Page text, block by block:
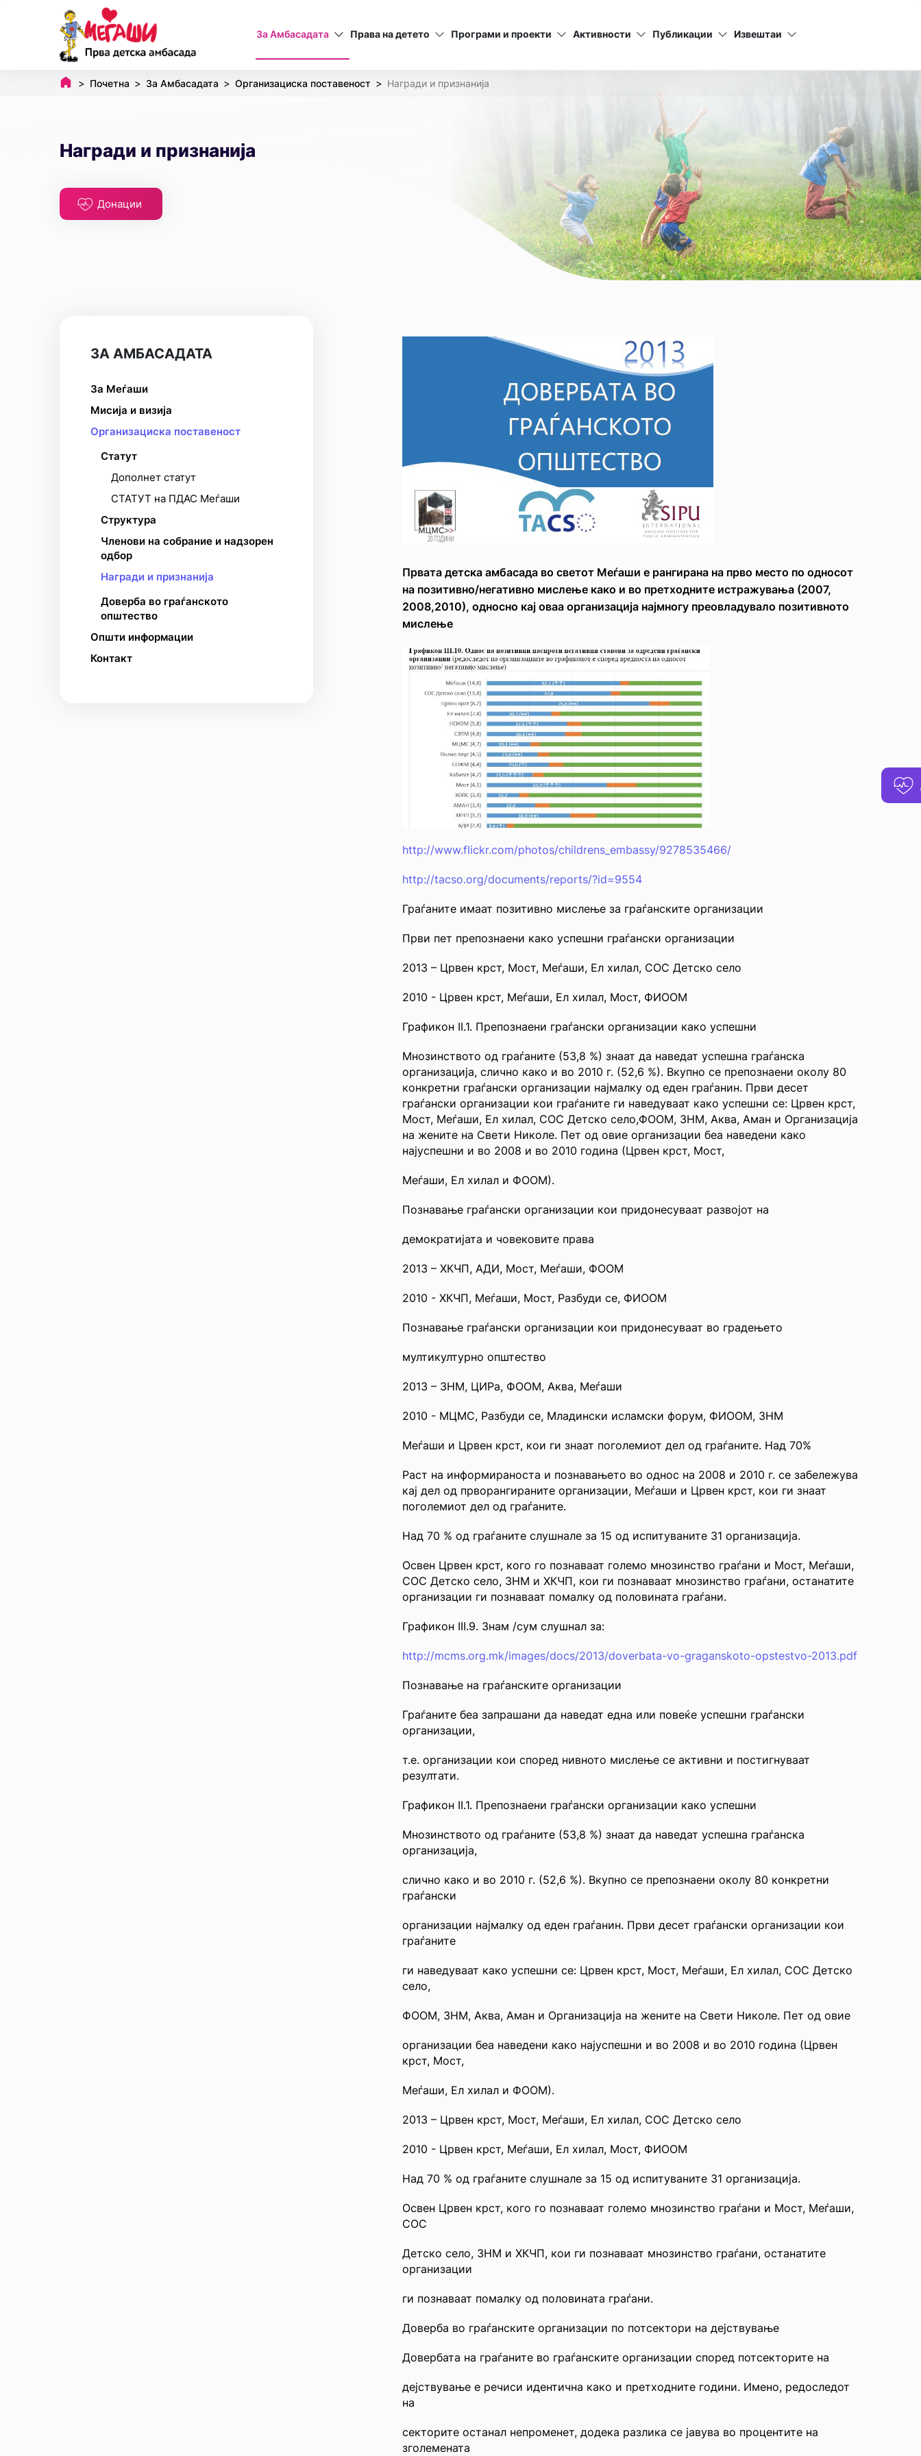
За Амбасадата Права на детето Програми и проекти Активности Публикации Извештаи
Почетна За Амбасадата Организациска поставеност Награди и признанија
Награди и признанија
Донации
ЗА АМБАСАДАТА
За Меѓаши
Мисија и визија
Организациска поставеност
Статут
Дополнет статут
СТАТУТ на ПДАС Меѓаши
Структура
Членови на собрание и надзорен
одбор
Награди и признанија
Доверба во граѓанското
општество
Општи информации
Контакт
Првата детска амбасада во светот Меѓаши е рангирана на прво место по односот
на позитивно/негативно мислење како и во претходните истражувања (2007,
2008,2010), односно кај оваа организација најмногу преовладувало позитивното
мислење
http://www.flickr.com/photos/childrens_embassy/9278535466/
http://tacso.org/documents/reports/?id=9554
Граѓаните имаат позитивно мислење за граѓанските организации
Први пет препознаени како успешни граѓански организации
2013 – Црвен крст, Мост, Меѓаши, Ел хилал, СОС Детско село
2010 - Црвен крст, Меѓаши, Ел хилал, Мост, ФИООМ
Графикон II.1. Препознаени граѓански организации како успешни
Мнозинството од граѓаните (53,8 %) знаат да наведат успешна граѓанска
организациja, слично како и во 2010 г. (52,6 %). Вкупно се препознаени околу 80
конкретни граѓански организации најмалку од еден граѓанин. Први десет
граѓански организации кои граѓаните ги наведуваат како успешни се: Црвен крст,
Мост, Меѓаши, Ел хилал, СОС Детско село,ФООМ, ЗНМ, Аква, Аман и Организација
на жените на Свети Николе. Пет од овие организации беа наведени како
најуспешни и во 2008 и во 2010 година (Црвен крст, Мост,
Меѓаши, Ел хилал и ФООМ).
Познавање граѓански организации кои придонесуваат развојот на
демократијата и човековите права
2013 – ХКЧП, АДИ, Мост, Меѓаши, ФООМ
2010 - ХКЧП, Меѓаши, Мост, Разбуди се, ФИООМ
Познавање граѓански организации кои придонесуваат во градењето
мултикултурно општество
2013 – ЗНМ, ЦИРа, ФООМ, Аква, Меѓаши
2010 - МЦМС, Разбуди се, Младински исламски форум, ФИООМ, ЗНМ
Меѓаши и Црвен крст, кои ги знаат поголемиот дел од граѓаните. Над 70%
Раст на информираноста и познавањето во однос на 2008 и 2010 г. се забележува
кај дел од прворангираните организации, Меѓаши и Црвен крст, кои ги знаат
поголемиот дел од граѓаните.
Над 70 % од граѓаните слушнале за 15 од испитуваните 31 организација.
Освен Црвен крст, кого го познаваат големо мнозинство граѓани и Мост, Меѓаши,
СОС Детско село, ЗНМ и ХКЧП, кои ги познаваат мнозинство граѓани, останатите
организации ги познаваат помалку од половината граѓани.
Графикон III.9. Знам /сум слушнал за:
http://mcms.org.mk/images/docs/2013/doverbata-vo-graganskoto-opstestvo-2013.pdf
Познавање на граѓанските организации
Граѓаните беа запрашани да наведат една или повеќе успешни граѓански
организации,
т.е. организации кои според нивното мислење се активни и постигнуваат
резултати.
Графикон II.1. Препознаени граѓански организации како успешни
Мнозинството од граѓаните (53,8 %) знаат да наведат успешна граѓанска
организациja,
слично како и во 2010 г. (52,6 %). Вкупно се препознаени околу 80 конкретни
граѓански
организации најмалку од еден граѓанин. Први десет граѓански организации кои
граѓаните
ги наведуваат како успешни се: Црвен крст, Мост, Меѓаши, Ел хилал, СОС Детско
село,
ФООМ, ЗНМ, Аква, Аман и Организација на жените на Свети Николе. Пет од овие
организации беа наведени како најуспешни и во 2008 и во 2010 година (Црвен
крст, Мост,
Меѓаши, Ел хилал и ФООМ).
2013 – Црвен крст, Мост, Меѓаши, Ел хилал, СОС Детско село
2010 - Црвен крст, Меѓаши, Ел хилал, Мост, ФИООМ
Над 70 % од граѓаните слушнале за 15 од испитуваните 31 организација.
Освен Црвен крст, кого го познаваат големо мнозинство граѓани и Мост, Меѓаши,
СОС
Детско село, ЗНМ и ХКЧП, кои ги познаваат мнозинство граѓани, останатите
организации
ги познаваат помалку од половината граѓани.
Доверба во граѓанските организации по потсектори на дејствување
Довербата на граѓаните во граѓанските организации според потсекторите на
дејствување е речиси идентична како и претходните години. Имено, редоследот
на
секторите останал непроменет, додека разлика се јавува во процентите на
зголемената